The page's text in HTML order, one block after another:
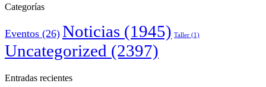
Categorías
Eventos (26) Noticias (1945) Taller (1)
Uncategorized (2397)
Entradas recientes